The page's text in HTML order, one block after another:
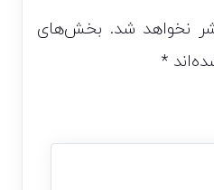
نخواهد شد. بخش‌های
*